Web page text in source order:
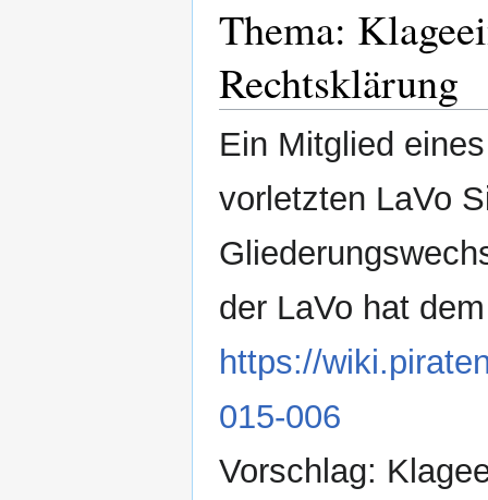
Thema:
Rechtsklärung
Ein Mitglied
vorletzten LaVo
der LaVo hat
https://
015-006
Vorschlag: